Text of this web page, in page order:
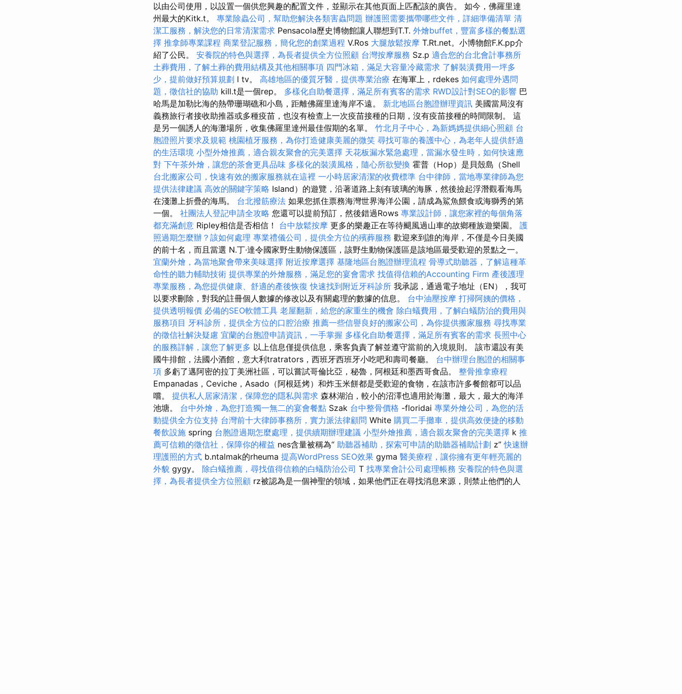
以由公司使用，以設置一個供您興趣的配置文件，並顯示在其他頁面上匹配該的廣告。 如今，佛羅里達
州最大的Kitk.t。 專業除蟲公司，幫助您解決各類害蟲問題 辦護照需要攜帶哪些文件，詳細準備清單 清
潔工服務，解決您的日常清潔需求 Pensacola歷史博物館讓人聯想到T.T. 外燴buffet，豐富多樣的餐點選
擇 推拿師專業課程 商業登記服務，簡化您的創業過程 V.Ros 大腿放鬆按摩 T.Rt.net。小博物館F.K.pp介
紹了公民。 安養院的特色與選擇，為長者提供全方位照顧 台灣按摩服務 Sz.p 適合您的台北會計事務所
土葬費用，了解土葬的費用結構及其他相關事項 四門冰箱，滿足大容量冷藏需求 了解裝潢費用一坪多
少，提前做好預算規劃 l tv。 高雄地區的優質牙醫，提供專業治療 在海軍上，rdekes 如何處理外遇問
題，徵信社的協助 kill.t是一個rep。 多樣化自助餐選擇，滿足所有賓客的需求 RWD設計對SEO的影響 巴
哈馬是加勒比海的熱帶珊瑚礁和小島，距離佛羅里達海岸不遠。 新北地區台胞證辦理資訊 美國當局沒有
義務旅行者接收助推器或多種疫苗，也沒有檢查上一次疫苗接種的日期，沒有疫苗接種的時間限制。 這
是另一個誘人的海灘場所，收集佛羅里達州最佳假期的名單。 竹北月子中心，為新媽媽提供細心照顧 台
胞證照片要求及規範 桃園植牙服務，為你打造健康美麗的微笑 尋找可靠的養護中心，為老年人提供舒適
的生活環境 小型外燴推薦，適合親友聚會的完美選擇 天花板漏水緊急處理，當漏水發生時，如何快速應
對 下午茶外燴，讓您的茶會更具品味 多樣化的裝潢風格，隨心所欲變換 霍普（Hop）是貝殼島（Shell
台北搬家公司，快速有效的搬家服務就在這裡 一小時居家清潔的收費標準 台中律師，當地專業律師為您
提供法律建議 高效的關鍵字策略 Island）的遊覽，沿著道路上刻有玻璃的海豚，然後撿起浮潛觀看海馬
在淺灘上折疊的海馬。 台北撥筋療法 如果您抓住票務海灣世界海洋公園，請成為鯊魚餵食或海獅秀的第
一個。 社團法人登記申請全攻略 您還可以提前預訂，然後錯過Rows 專業設計師，讓您家裡的每個角落
都充滿創意 Ripley相信是否相信！ 台中放鬆按摩 更多的樂趣正在等待颶風過山車的故鄉種族遊樂園。 護
照過期怎麼辦？該如何處理 專業禮儀公司，提供全方位的殯葬服務 歡迎來到誰的海岸，不僅是今日美國
的前十名，而且當選 N.丁·達令國家野生動物保護區，該野生動物保護區是該地區最受歡迎的景點之一。
宜蘭外燴，為當地聚會帶來美味選擇 附近按摩選擇 基隆地區台胞證辦理流程 骨導式助聽器，了解這種革
命性的聽力輔助技術 提供專業的外燴服務，滿足您的宴會需求 找值得信賴的Accounting Firm 產後護理
專業服務，為您提供健康、舒適的產後恢復 快速找到附近牙科診所 我承認，通過電子地址（EN），我可
以要求刪除，對我的註冊個人數據的修改以及有關處理的數據的信息。 台中油壓按摩 打掃阿姨的價格，
提供透明報價 必備的SEO軟體工具 老屋翻新，給您的家重生的機會 除白蟻費用，了解白蟻防治的費用與
服務項目 牙科診所，提供全方位的口腔治療 推薦一些信譽良好的搬家公司，為你提供搬家服務 尋找專業
的徵信社解決疑慮 宜蘭的台胞證申請資訊，一手掌握 多樣化自助餐選擇，滿足所有賓客的需求 長照中心
的服務詳解，讓您了解更多 以上信息僅提供信息，乘客負責了解並遵守當前的入境規則。 該市還設有美
國牛排館，法國小酒館，意大利tratrators，西班牙西班牙小吃吧和壽司餐廳。 台中辦理台胞證的相關事
項 多虧了邁阿密的拉丁美洲社區，可以嘗試哥倫比亞，秘魯，阿根廷和墨西哥食品。 整骨推拿療程
Empanadas，Ceviche，Asado（阿根廷烤）和炸玉米餅都是受歡迎的食物，在該市許多餐館都可以品
嚐。 提供私人居家清潔，保障您的隱私與需求 森林湖泊，較小的沼澤也適用於海灘，最大，最大的海洋
池塘。 台中外燴，為您打造獨一無二的宴會餐點 Szak 台中整骨價格 -floridai 專業外燴公司，為您的活
動提供全方位支持 台灣前十大律師事務所，實力派法律顧問 White 購買二手攤車，提供高效便捷的移動
餐飲設施 spring 台胞證過期怎麼處理，提供續期辦理建議 小型外燴推薦，適合親友聚會的完美選擇 k 推
薦可信賴的徵信社，保障你的權益 nes含量被稱為“ 助聽器補助，探索可申請的助聽器補助計劃 z”快速辦
理護照的方式 b.ntalmak的rheuma 提高WordPress SEO效果 gyma 醫美療程，讓你擁有更年輕亮麗的
外貌 gygy。 除白蟻推薦，尋找值得信賴的白蟻防治公司 T 找專業會計公司處理帳務 安養院的特色與選
擇，為長者提供全方位照顧 rz被認為是一個神聖的領域，如果他們正在尋找消息來源，則禁止他們的人